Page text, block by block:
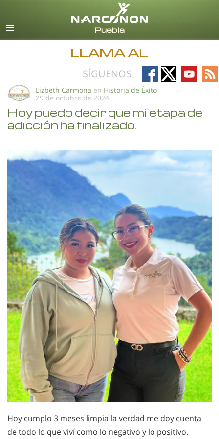
Español
Todas las Regiones/Idiomas
LLAMA AL
SÍGUENOS
Follow
on
Follow
on
Follow
on
on
Lizbeth Carmona en Historia de Éxito
29 de octubre de 2024
Hoy puedo decir que mi etapa de
adicción ha finalizado.
Hoy cumplo 3 meses limpia la verdad me doy cuenta
de todo lo que viví como lo negativo y lo positivo.